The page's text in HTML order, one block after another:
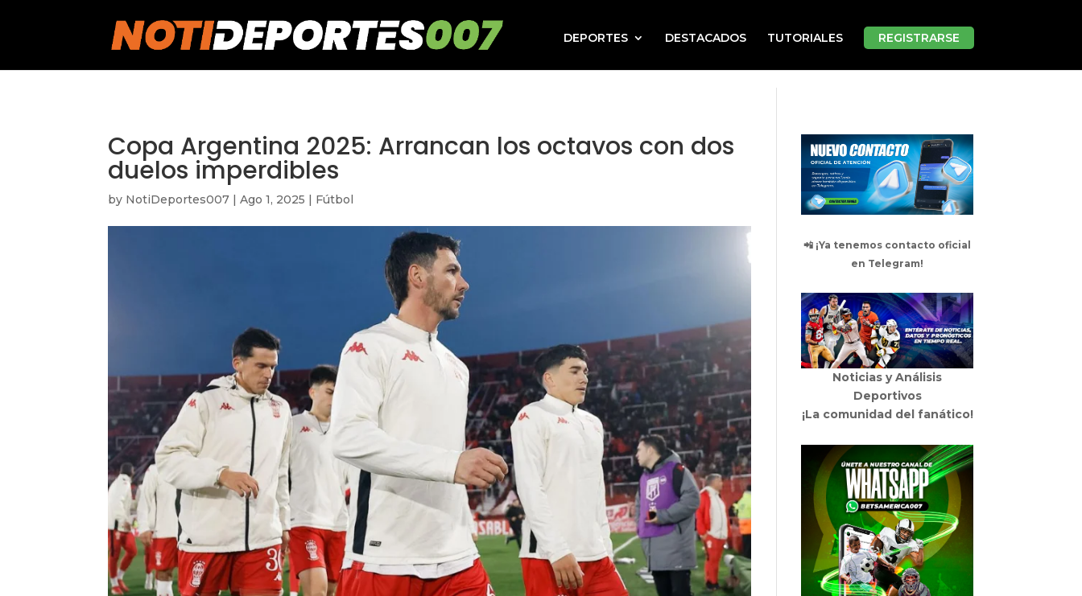
DEPORTES
DESTACADOS TUTORIALES REGISTRARSE
Copa Argentina 2025: Arrancan los octavos con dos
duelos imperdibles
by NotiDeportes007 |Ago 1, 2025 | Fútbol
📲 ¡Ya tenemos contacto oficial
en Telegram!
Noticias y Análisis
Deportivos
¡La comunidad del fanático!